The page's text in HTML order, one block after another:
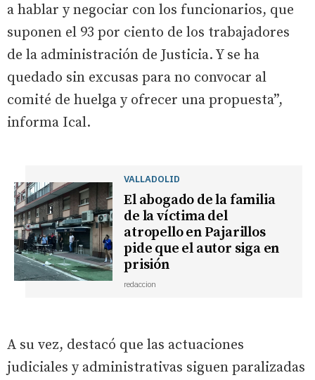
a hablar y negociar con los funcionarios, que
suponen el 93 por ciento de los trabajadores
de la administración de Justicia. Y se ha
quedado sin excusas para no convocar al
comité de huelga y ofrecer una propuesta”,
informa Ical.
VALLADOLID
El abogado de la familia
de la víctima del
atropello en Pajarillos
pide que el autor siga en
prisión
redaccion
A su vez, destacó que las actuaciones
judiciales y administrativas siguen paralizadas